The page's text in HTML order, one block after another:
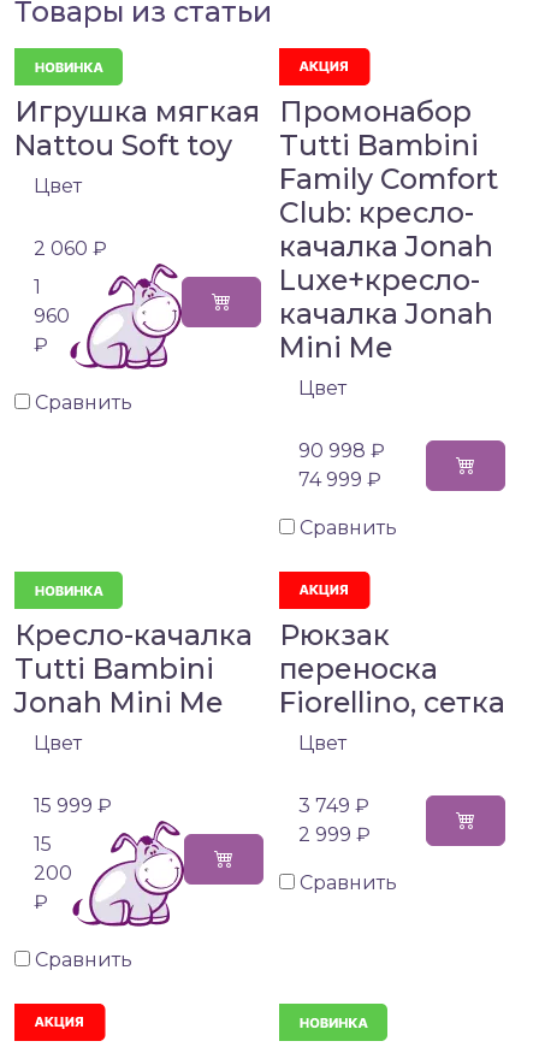
Товары из статьи
Игрушка мягкая
Nattou Soft toy
Цвет
2 060 ₽
1
960
₽
Сравнить
Промонабор
Tutti Bambini
Family Comfort
Club: кресло-
качалка Jonah
Luxe+кресло-
качалка Jonah
Mini Me
Цвет
90 998 ₽
74 999 ₽
Сравнить
Кресло-качалка
Tutti Bambini
Jonah Mini Me
Цвет
15 999 ₽
15
200
₽
Сравнить
Рюкзак
переноска
Fiorellino, сетка
Цвет
3 749 ₽
2 999 ₽
Сравнить